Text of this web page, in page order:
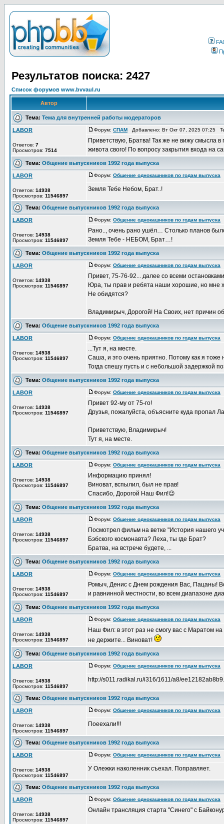
Результатов поиска: 2427
Список форумов www.bvvaul.ru
Автор
Тема: Тема для внутренней работы модераторов
LABOR
Ответов: 7
Просмотров: 7514
Форум: СПАМ Добавлено: Вт Окт 07, 2025 07:25
Приветствую, Братва! Так же не вижу смысла
живота свого! По вопросу закрытия входа на
Тема: Общение выпускников 1992 года выпуска
LABOR
Ответов: 14938
Просмотров: 11546897
Форум: Общение однокашников по годам выпуска
Земля Тебе Небом, Брат..!
Тема: Общение выпускников 1992 года выпуска
LABOR
Ответов: 14938
Просмотров: 11546897
Форум: Общение однокашников по годам выпуска
Рано.., очень рано ушёл… Столько планов
Земля Тебе - НЕБОМ, Брат…!
Тема: Общение выпускников 1992 года выпуска
LABOR
Ответов: 14938
Просмотров: 11546897
Форум: Общение однокашников по годам выпуска
Привет, 75-76-92... далее со всеми
Юра, ты прав и ребята наши хорошие, но мне
Не обидятся?
Владимирыч, Дорогой! На Своих, нет причин
Тема: Общение выпускников 1992 года выпуска
LABOR
Ответов: 14938
Просмотров: 11546897
Форум: Общение однокашников по годам выпуска
...Тут я, на месте.
Саша, и это очень приятно. Потому как я тоже
Тогда спешу пусть и с небольшой задержкой
Тема: Общение выпускников 1992 года выпуска
LABOR
Ответов: 14938
Просмотров: 11546897
Форум: Общение однокашников по годам выпуска
Привет 92-му от 75-го!
Друзья, пожалуйста, объясните куда пропал
Приветствую, Владимирыч!
Тут я, на месте.
Тема: Общение выпускников 1992 года выпуска
LABOR
Ответов: 14938
Просмотров: 11546897
Форум: Общение однокашников по годам выпуска
Информацию принял!
Виноват, вспылил, был не прав!
Спасибо, Дорогой Наш Фил!😉
Тема: Общение выпускников 1992 года выпуска
LABOR
Ответов: 14938
Просмотров: 11546897
Форум: Общение однокашников по годам выпуска
Посмотрел фильм на ветке "История нашего
Бэбского космонавта? Леха, ты где Брат?
Братва, на встрече будете, ...
Тема: Общение выпускников 1992 года выпуска
LABOR
Ответов: 14938
Просмотров: 11546897
Форум: Общение однокашников по годам выпуска
Ромыч, Денис с Днем рождения Вас, Пацаны!
и равнинной местности, во всем диапазоне
Тема: Общение выпускников 1992 года выпуска
LABOR
Ответов: 14938
Просмотров: 11546897
Форум: Общение однокашников по годам выпуска
Наш Фил: в этот раз не смогу вас с Маратом
не держите... Виноват!
Тема: Общение выпускников 1992 года выпуска
LABOR
Ответов: 14938
Просмотров: 11546897
Форум: Общение однокашников по годам выпуска
http://s011.radikal.ru/i316/1611/a8/
Тема: Общение выпускников 1992 года выпуска
LABOR
Ответов: 14938
Просмотров: 11546897
Форум: Общение однокашников по годам выпуска
Поеехали!!!
Тема: Общение выпускников 1992 года выпуска
LABOR
Ответов: 14938
Просмотров: 11546897
Форум: Общение однокашников по годам выпуска
У Олежки наколенник съехал. Поправляет.
Тема: Общение выпускников 1992 года выпуска
LABOR
Ответов: 14938
Просмотров: 11546897
Форум: Общение однокашников по годам выпуска
Онлайн трансляция старта "Синего" с